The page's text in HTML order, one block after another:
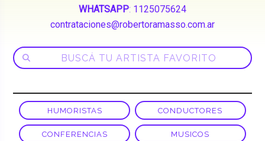
WHATSAPP: 1125075624
contrataciones@robertoramasso.com.ar
HUMORISTAS CONDUCTORES
CONFERENCIAS MUSICOS